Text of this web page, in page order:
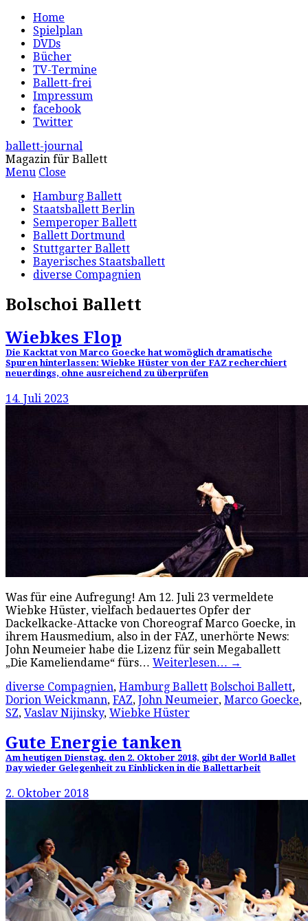
Home
Spielplan
DVDs
Bücher
TV-Termine
Ballett-frei
Impressum
facebook
Twitter
ballett-journal
Magazin für Ballett
Menu Close
Hamburg Ballett
Staatsballett Berlin
Semperoper Ballett
Ballett Dortmund
Stuttgarter Ballett
Bayerisches Staatsballett
diverse Compagnien
Bolschoi Ballett
Wiebkes Flop
Die Kacktat von Marco Goecke hat womöglich dramatische
Spuren hinterlassen: Wiebke Hüster von der FAZ recherchiert
neuerdings, ohne ausreichend zu überprüfen
14. Juli 2023
Was für eine Aufregung! Am 12. Juli 23 vermeldete
Wiebke Hüster, vielfach bedauertes Opfer der
Dackelkacke-Attacke von Choreograf Marco Goecke, in
ihrem Hausmedium, also in der FAZ, unerhörte News:
John Neumeier habe die Lizenz für sein Megaballett
„Die Kameliendame“ fürs… Weiterlesen… →
diverse Compagnien, Hamburg Ballett Bolschoi Ballett,
Dorion Weickmann, FAZ, John Neumeier, Marco Goecke,
SZ, Vaslav Nijinsky, Wiebke Hüster
Gute Energie tanken
Am heutigen Dienstag. den 2. Oktober 2018, gibt der World Ballet
Day wieder Gelegenheit zu Einblicken in die Ballettarbeit
2. Oktober 2018